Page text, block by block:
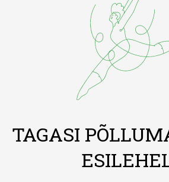
TAGASI